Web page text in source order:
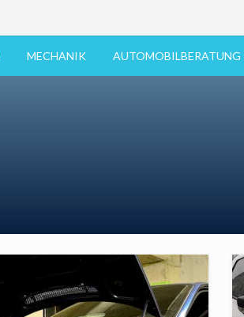
MECHANIK AUTOMOBILBERATUNG